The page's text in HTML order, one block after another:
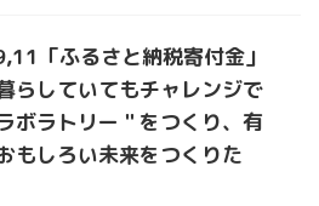
「ふるさと納税寄付金」
らしていてもチャレンジで
ボラトリー＂をつくり、有
もしろい未来をつくりた